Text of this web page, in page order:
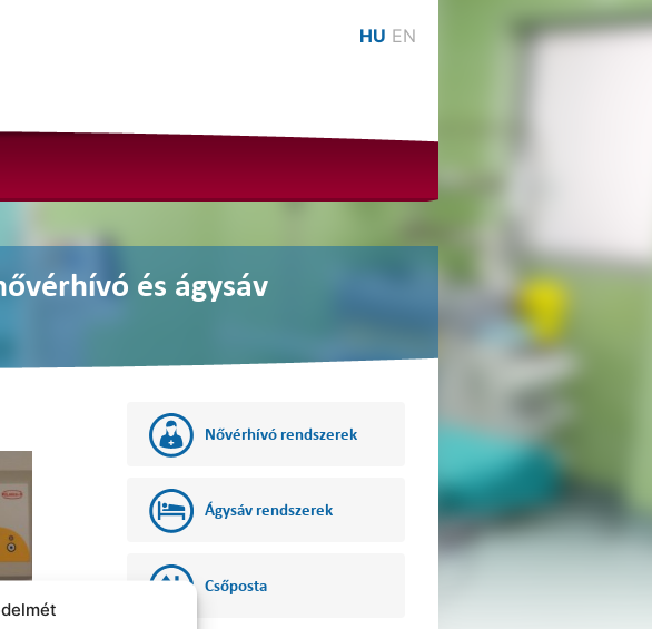
EN
HU
és ágysáv
Nővérhívó rendszerek
Ágysáv rendszerek
Csőposta